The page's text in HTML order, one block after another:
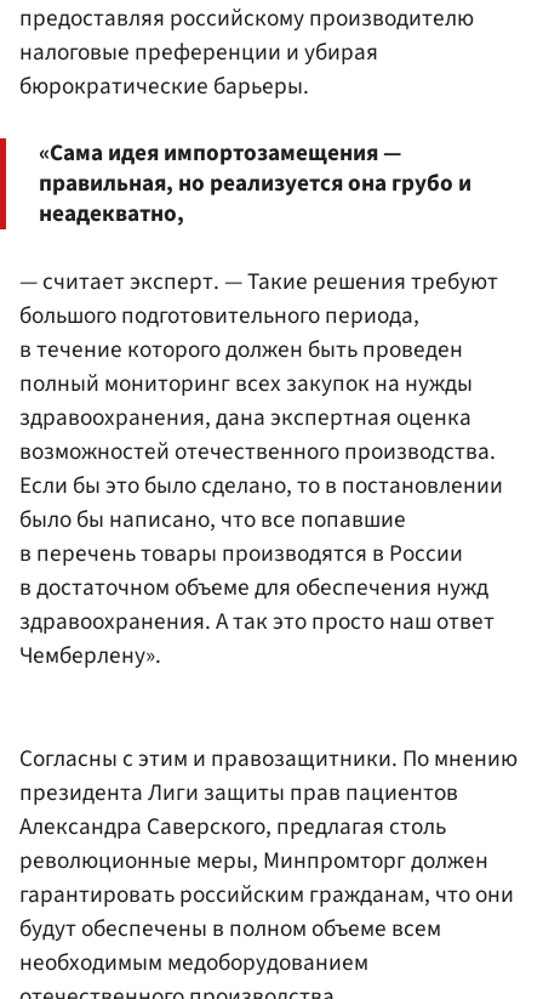
предоставляя российскому производителю
налоговые преференции и убирая
бюрократические барьеры.
«Сама идея импортозамещения —
правильная, но реализуется она грубо и
неадекватно,
— считает эксперт. — Такие решения требуют
большого подготовительного периода,
в течение которого должен быть проведен
полный мониторинг всех закупок на нужды
здравоохранения, дана экспертная оценка
возможностей отечественного производства.
Если бы это было сделано, то в постановлении
было бы написано, что все попавшие
в перечень товары производятся в России
в достаточном объеме для обеспечения нужд
здравоохранения. А так это просто наш ответ
Чемберлену».
Согласны с этим и правозащитники. По мнению
президента Лиги защиты прав пациентов
Александра Саверского, предлагая столь
революционные меры, Минпромторг должен
гарантировать российским гражданам, что они
будут обеспечены в полном объеме всем
необходимым медоборудованием